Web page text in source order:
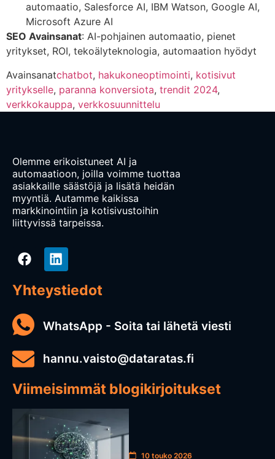
automaatio, Salesforce AI, IBM Watson, Google AI,
Microsoft Azure AI
SEO Avainsanat: AI-pohjainen automaatio, pienet
yritykset, ROI, tekoälyteknologia, automaation hyödyt
Avainsanatchatbot, hakukoneoptimointi, kotisivut
yritykselle, paranna konversiota, trendit 2024,
verkkokauppa, verkkosuunnittelu
Olemme erikoistuneet AI ja
automaatioon, joilla voimme tuottaa
asiakkaille säästöjä ja lisätä heidän
myyntiä. Autamme kaikissa
markkinointiin ja kotisivustoihin
liittyvissä tarpeissa.
Yhteystiedot
WhatsApp - Soita tai lähetä viesti
hannu.vaisto@dataratas.fi
Viimeisimmät blogikirjoitukset
10 touko 2026